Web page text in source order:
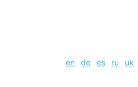
en de es ru
uk